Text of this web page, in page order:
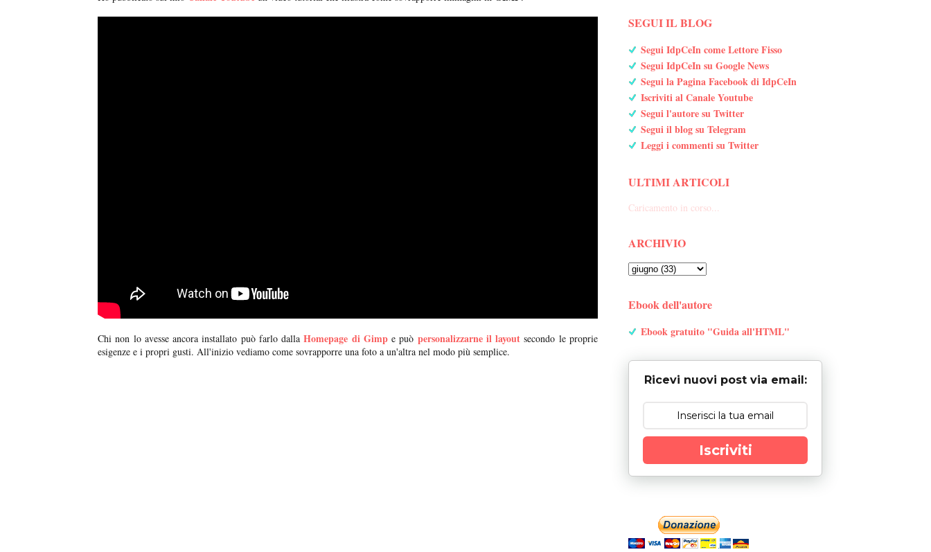
Chi non lo avesse ancora installato può farlo dallaHomepage di Gimpe può personalizzarne il layout secondo le proprie
esigenze e i propri gusti. All'inizio vediamo come sovrapporre una foto a un'altra nel modo più semplice.
SEGUI IL BLOG
Segui IdpCeIn come Lettore Fisso
Segui IdpCeIn su Google News
Segui la Pagina Facebook di IdpCeIn
Iscriviti al Canale Youtube
Segui l'autore su Twitter
Segui il blog su Telegram
Leggi i commenti su Twitter
ULTIMI ARTICOLI
Caricamento in corso...
ARCHIVIO
Ebook dell'autore
Ebook gratuito "Guida all'HTML"
Ricevi nuovi post via email:
Iscriviti